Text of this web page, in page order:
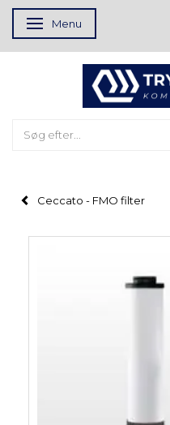
Skifte navigation
Menu
Ceccato - FMO filter